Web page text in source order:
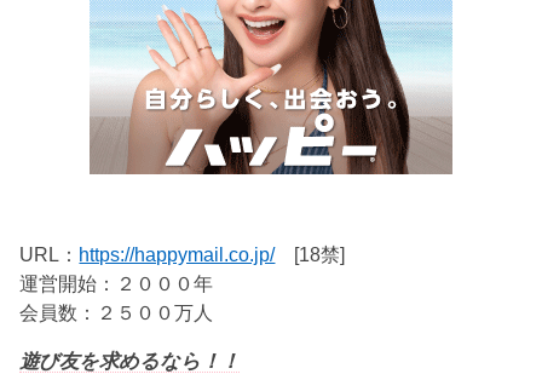
URL： https://happymail.co.jp/[18禁]
運営開始：２０００年
会員数：２５００万人
遊び友を求めるなら！！